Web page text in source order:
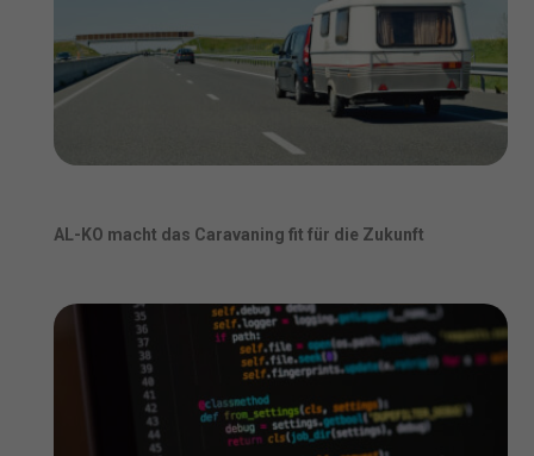
AL-KO macht das Caravaning fit für die Zukunft